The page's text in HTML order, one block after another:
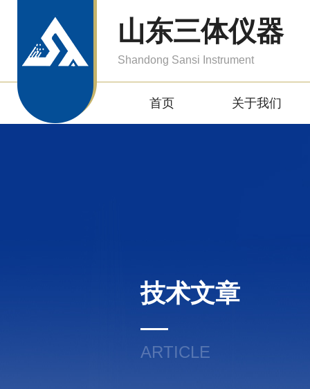
山东三体仪器
Shandong Sansi Instrument
首页 关于我们
技术文章
ARTICLE